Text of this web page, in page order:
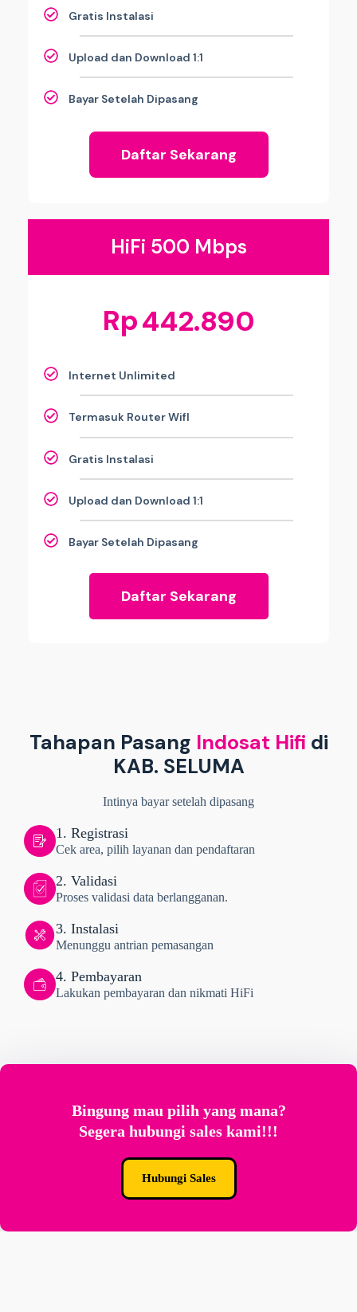
Gratis Instalasi
Upload dan Download 1:1
Bayar Setelah Dipasang
Daftar Sekarang
HiFi 500 Mbps
Rp442.890
Internet Unlimited
Termasuk Router WifI
Gratis Instalasi
Upload dan Download 1:1
Bayar Setelah Dipasang
Daftar Sekarang
Tahapan Pasang Indosat Hifi di
KAB. SELUMA
Intinya bayar setelah dipasang
1. Registrasi
Cek area, pilih layanan dan pendaftaran
2. Validasi
Proses validasi data berlangganan.
3. Instalasi
Menunggu antrian pemasangan
4. Pembayaran
Lakukan pembayaran dan nikmati HiFi
Bingung mau pilih yang mana?
Segera hubungi sales kami!!!
Hubungi Sales